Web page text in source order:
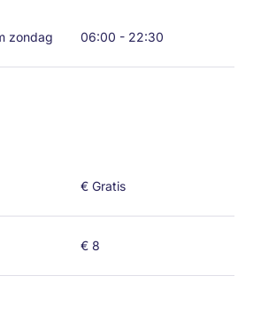
zondag 06:00 - 22:30
€ Gratis
€ 8